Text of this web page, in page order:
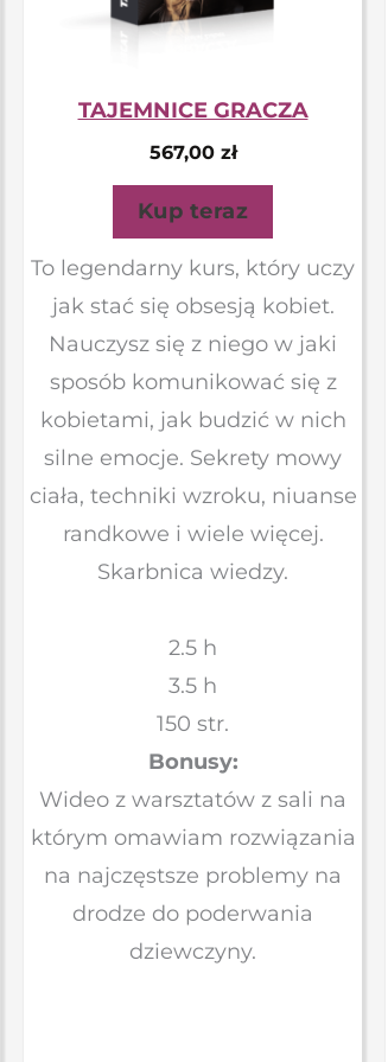
TAJEMNICE GRACZA
567,00 zł
Kup teraz
To legendarny kurs, który uczy
jak stać się obsesją kobiet.
Nauczysz się z niego w jaki
sposób komunikować się z
kobietami, jak budzić w nich
silne emocje. Sekrety mowy
ciała, techniki wzroku, niuanse
randkowe i wiele więcej.
Skarbnica wiedzy.
2.5 h
3.5 h
150 str.
Bonusy:
Wideo z warsztatów z sali na
którym omawiam rozwiązania
na najczęstsze problemy na
drodze do poderwania
dziewczyny.